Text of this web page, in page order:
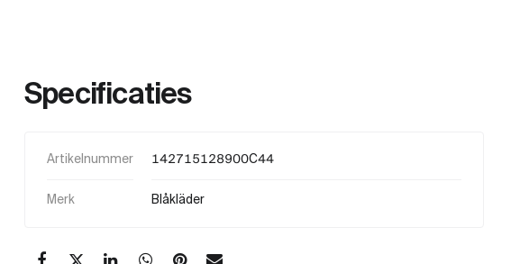
Specificaties
Artikelnummer 142715128900C44
Merk Blåkläder